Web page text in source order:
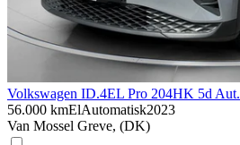
Volkswagen ID.4EL Pro 204HK 5d Aut.
56.000 kmElAutomatisk2023
Van Mossel Greve, (DK)